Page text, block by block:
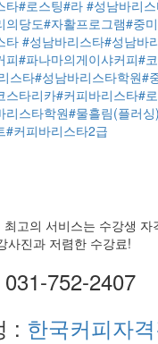
타#로스팅#라 #성남바리
의당도#자활프로그램#중
타 #성남바리스타#성남바
피#파나마의게이샤커피#
스타#성남바리스타학원#
스타리카#커피바리스타#
리스타학원#물흘림(플러
#커피바리스타2급
고의 서비스는 수강생 자
사진과 저렴한 수강료!
752-2407
: 한국커피자